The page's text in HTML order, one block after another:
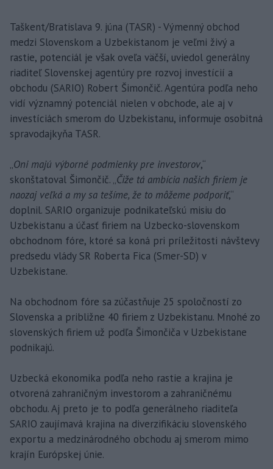
Taškent/Bratislava 9. júna (TASR) - Výmenný obchod
medzi Slovenskom a Uzbekistanom je veľmi živý a
rastie, potenciál je však oveľa väčší, uviedol generálny
riaditeľ Slovenskej agentúry pre rozvoj investícií a
obchodu (SARIO) Robert Šimončič. Agentúra podľa neho
vidí významný potenciál nielen v obchode, ale aj v
investíciách smerom do Uzbekistanu, informuje osobitná
spravodajkyňa TASR.
„Oni majú výborné podmienky pre investorov,“
skonštatoval Šimončič. „Čiže tá ambícia našich firiem je
naozaj veľká a my sa tešíme, že to môžeme podporiť,“
doplnil. SARIO organizuje podnikateľskú misiu do
Uzbekistanu a účasť firiem na Uzbecko-slovenskom
obchodnom fóre, ktoré sa koná pri príležitosti návštevy
predsedu vlády SR Roberta Fica (Smer-SD) v
Uzbekistane.
Na obchodnom fóre sa zúčastňuje 25 spoločností zo
Slovenska a približne 40 firiem z Uzbekistanu. Mnohé zo
slovenských firiem už podľa Šimončiča v Uzbekistane
podnikajú.
Uzbecká ekonomika podľa neho rastie a krajina je
otvorená zahraničným investorom a zahraničnému
obchodu. Aj preto je to podľa generálneho riaditeľa
SARIO zaujímavá krajina na diverzifikáciu slovenského
exportu a medzinárodného obchodu aj smerom mimo
krajín Európskej únie.